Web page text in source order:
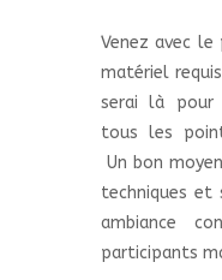
Venez avec
matériel
serai là pour
tous les
Un bon
techniques et
ambiance
participants